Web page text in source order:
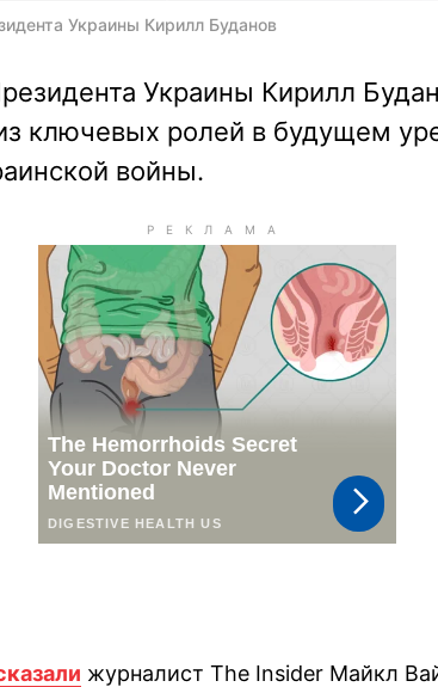
Украины Кирилл Буданов
Украины Кирилл
ключевых ролей в будущем
войны.
журналист The Insider Майкл